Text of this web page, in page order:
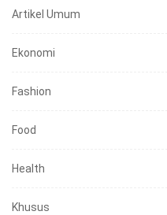
Artikel Umum
Ekonomi
Fashion
Food
Health
Khusus